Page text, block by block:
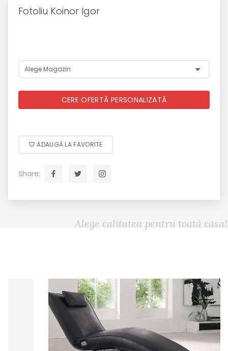
Fotoliu Koinor Igor
CERE OFERTĂ PERSONALIZATĂ
ADAUGĂ LA FAVORITE
Share:
Alege calitatea pentru toată casa!